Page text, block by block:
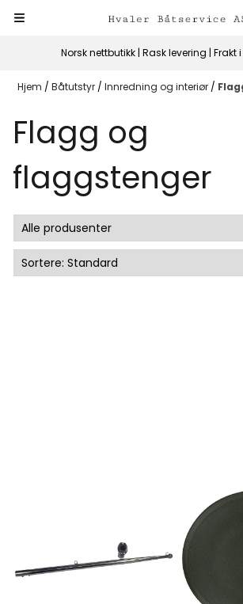
Hopp til innhold
Norsk nettbutikk | Rask levering | Frakt
Hjem / Båtutstyr / Innredning og interiør /
Flagg og
flaggstenger